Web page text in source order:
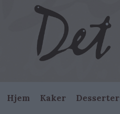
Main
Hjem Kaker Desserter